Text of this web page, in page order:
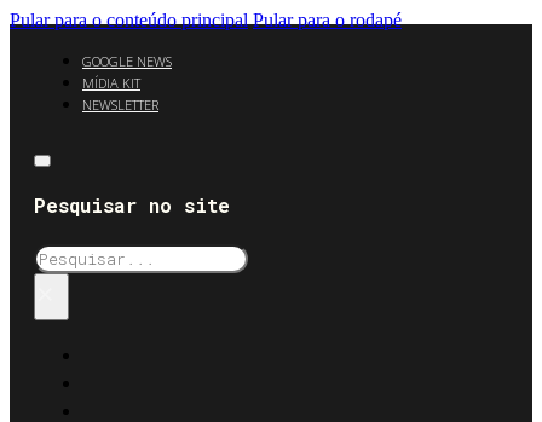
Pular para o conteúdo principal Pular para o rodapé
GOOGLE NEWS
MÍDIA KIT
NEWSLETTER
Pesquisar no site
Pesquisar